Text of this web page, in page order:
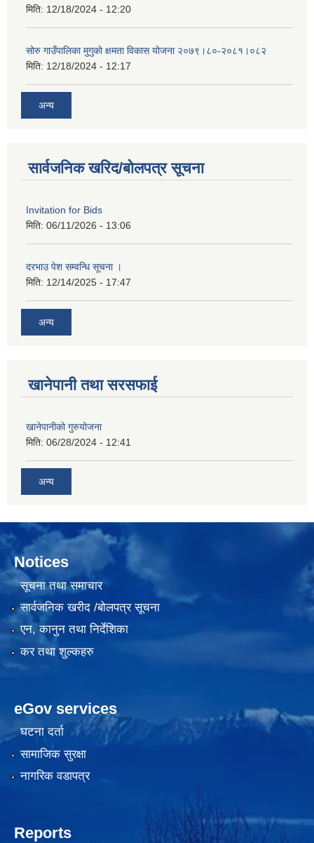
मिति: 12/18/2024 - 12:20
सोरु गाउँपालिका मुगुको क्षमता विकास योजना २०७९।८०-२०८१।०८२
मिति: 12/18/2024 - 12:17
अन्य
सार्वजनिक खरिद/बोलपत्र सूचना
Invitation for Bids
मिति: 06/11/2026 - 13:06
दरभाउ पेश सम्वन्धि सूचना ।
मिति: 12/14/2025 - 17:47
अन्य
खानेपानी तथा सरसफाई
खानेपानीको गुरुयोजना
मिति: 06/28/2024 - 12:41
अन्य
Notices
सूचना तथा समाचार
सार्वजनिक खरीद /बोलपत्र सूचना
एन, कानुन तथा निर्देशिका
कर तथा शुल्कहरु
eGov services
घटना दर्ता
सामाजिक सुरक्षा
नागरिक वडापत्र
Reports